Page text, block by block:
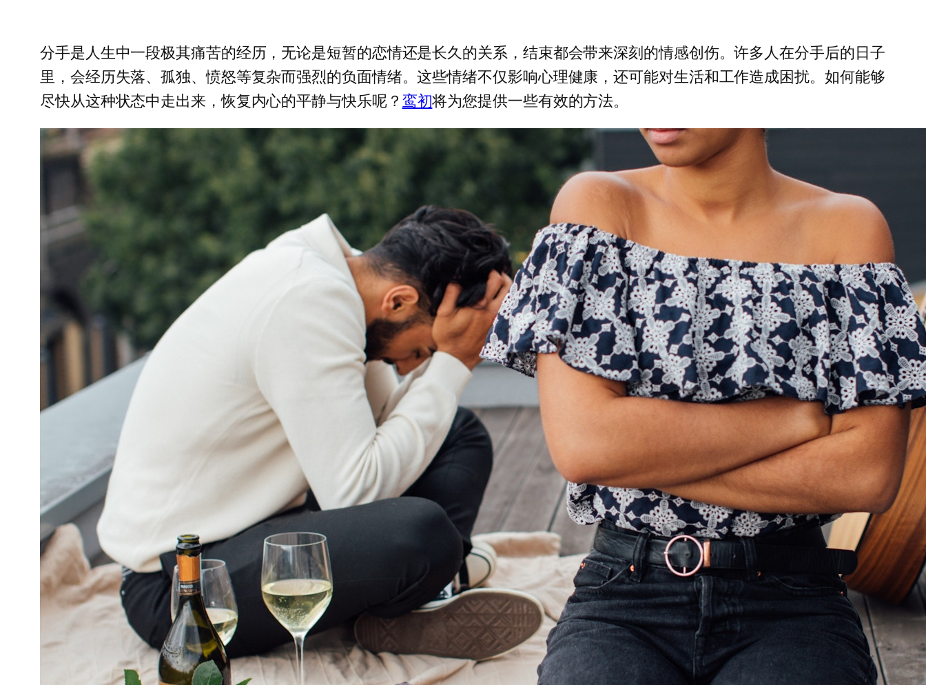
分手是人生中一段极其痛苦的经历，无论是短暂的恋情还是长久的关系，结束都会带来深刻的情感创伤。许多人在分手后的日子
里，会经历失落、孤独、愤怒等复杂而强烈的负面情绪。这些情绪不仅影响心理健康，还可能对生活和工作造成困扰。如何能够
尽快从这种状态中走出来，恢复内心的平静与快乐呢？ 鸾初将为您提供一些有效的方法。